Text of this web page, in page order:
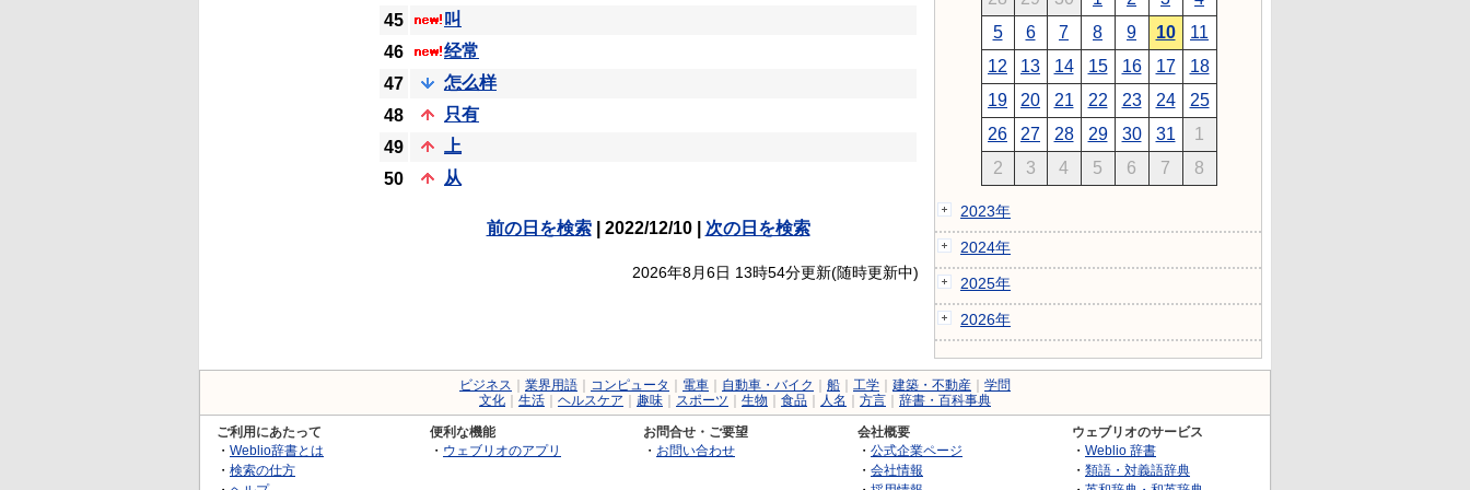
45
叫
46
经常
47
怎么样
48
只有
49
上
50
从
前の日を検索| 2022/12/10 | 次の日を検索
2026年8月6日 13時54分更新(随時更新中)
5
6 7 8 9 10
11
12
13 14 15 16 17
18
19
20 21 22 23 24
25
26
27 28 29 30 31
1
2
3 4 5 6 7 8
2023年
2024年
2025年
2026年
ビジネス 業界用語 コンピュータ 電車 自動車・バイク 船 工学 建築・不動産
学問
文化
生活 ヘルスケア 趣味 スポーツ 生物 食品 人名 方言 辞書・百科事典
ご利用にあたって
・ Weblio辞書とは
・ 検索の仕方
便利な機能
・ ウェブリオのアプリ
お問合せ・ご要望
・ お問い合わせ
会社概要
・ 公式企業ページ
・ 会社情報
ウェブリオのサービス
・ Weblio 辞書
・ 類語・対義語辞典